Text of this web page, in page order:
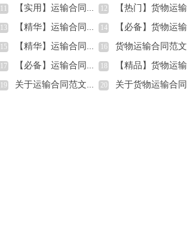
【实用】运输合同范文锦集5篇 12 【热门】货物运输合同四篇
13 【精华】运输合同模板锦集八篇 14 【必备】货物运输合同4篇
15 【精华】运输合同模板八篇 16 货物运输合同范文集锦十篇
17 【必备】运输合同范文锦集五篇 18 【精品】货物运输合同五篇
19 关于运输合同范文汇编八篇 20 关于货物运输合同模板集合5篇